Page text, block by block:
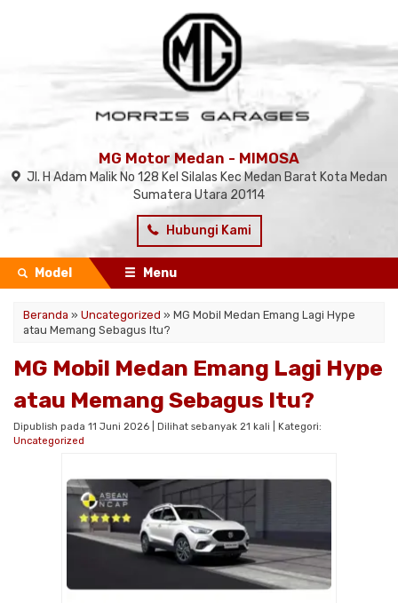
MG Motor Medan - MIMOSA
Jl. H Adam Malik No 128 Kel Silalas Kec Medan Barat Kota Medan
Sumatera Utara 20114
Hubungi Kami
Model Menu
Beranda » Uncategorized » MG Mobil Medan Emang Lagi Hype
atau Memang Sebagus Itu?
MG Mobil Medan Emang Lagi Hype
atau Memang Sebagus Itu?
Dipublish pada 11 Juni 2026 | Dilihat sebanyak 21 kali | Kategori:
Uncategorized